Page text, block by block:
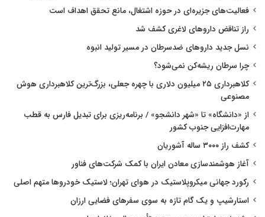
فعالیت‌های جزیره‌ای در حوزه اشتغال، مانع تحقق اهداف است
راز تناقض داروهای لاغری کشف شد
نسل جدید داروهای ضدسرطان در مسیر تولید انبوه
چرا سرطان ریشه‌کن نمی‌شود؟
کلاهبرداری ۲۵ میلیون دلاری با چهره جعلی، بزرگ‌ترین کلاهبرداری هوش
مصنوعی
از «دانشگاه» تا «شهر دانشجو» / برنامه‌ریزی برای تبدیل فارس به قطب
مهارت‌افزایی جنوب کشور
کشف راز ۳۰۰۰ ساله آشوریان
آغاز هوشمندسازی معادن ایران با کمک شرکت‌های فناور
رکورد جهانی میکروپلاستیک در هوای تهران؛ لاستیک خودروها متهم اصلی
استارشیپ و یک گام تازه به سوی سفرهای فضایی ارزان